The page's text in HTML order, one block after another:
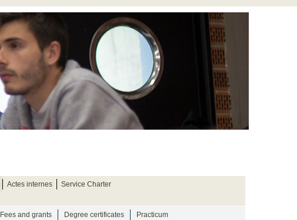
Actes internes
Service Charter
Fees and grants Degree certificates
Practicum